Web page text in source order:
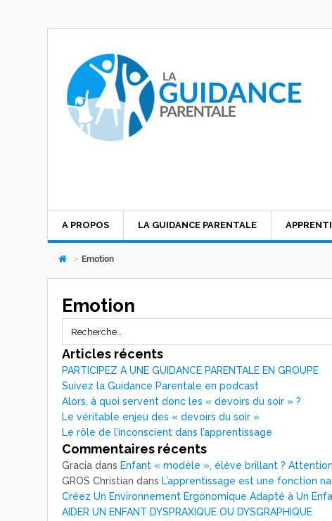
A PROPOS LA GUIDANCE PARENTALE
> Emotion
Emotion
Articles récents
PARTICIPEZ A UNE GUIDANCE PARENTALE EN GROUPE
Suivez la Guidance Parentale en podcast
Alors, à quoi servent donc les « devoirs du soir » ?
Le véritable enjeu des « devoirs du soir »
Le rôle de l’inconscient dans l’apprentissage
Commentaires récents
Gracia dans Enfant « modèle », élève brillant ?
GROS Christian dans L’apprentissage est une fonction
Créez Un Environnement Ergonomique Adapté à Un
AIDER UN ENFANT DYSPRAXIQUE OU DYSGRAPHIQUE